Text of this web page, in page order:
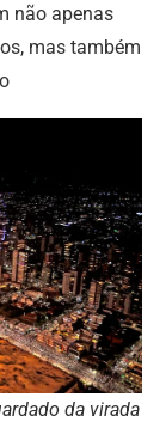
não apenas
mas também
da virada